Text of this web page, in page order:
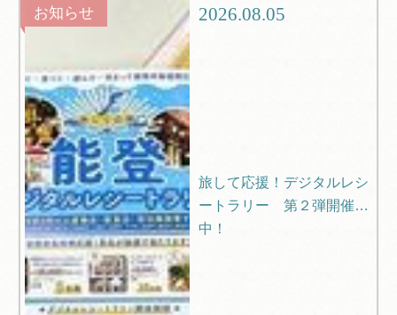
お知らせ 2026.08.05
旅して応援！デジタルレシ
ートラリー 第２弾開催
中！